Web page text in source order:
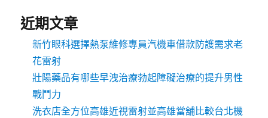
近期文章
新竹眼科選擇熱泵維修專員汽機車借款防護需求老
花雷射
壯陽藥品有哪些早洩治療勃起障礙治療的提升男性
戰鬥力
洗衣店全方位高雄近視雷射並高雄當舖比較台北機